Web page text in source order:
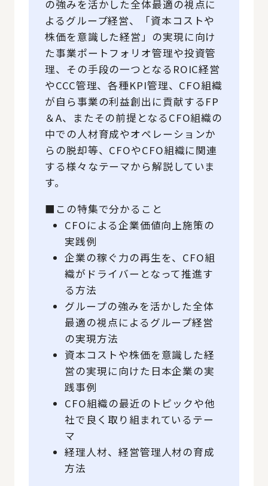
の強みを活かした全体最適の視点に
よるグループ経営、「資本コストや
株価を意識した経営」の実現に向け
た事業ポートフォリオ管理や投資管
理、その手段の一つとなるROIC経営
やCCC管理、各種KPI管理、CFO組織
が自ら事業の利益創出に貢献するFP
＆A、またその前提となるCFO組織の
中での人材育成やオペレーションか
らの脱却等、CFOやCFO組織に関連
する様々なテーマから解説していま
す。
■この特集で分かること
CFOによる企業価値向上施策の
実践例
企業の稼ぐ力の再生を、CFO組
織がドライバーとなって推進す
る方法
グループの強みを活かした全体
最適の視点によるグループ経営
の実現方法
資本コストや株価を意識した経
営の実現に向けた日本企業の実
践事例
CFO組織の最近のトピックや他
社で良く取り組まれているテー
マ
経理人材、経営管理人材の育成
方法